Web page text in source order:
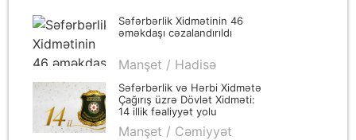
Səfərbərlik Xidmətinin 46
əməkdaşı cəzalandırıldı
Manşet / Hadisə
Səfərbərlik və Hərbi Xidmətə
Çağırış üzrə Dövlət Xidməti:
14 illik fəaliyyət yolu
Manşet / Cəmiyyət